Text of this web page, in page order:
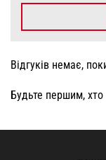
Відгуків немає,
Будьте першим, хто